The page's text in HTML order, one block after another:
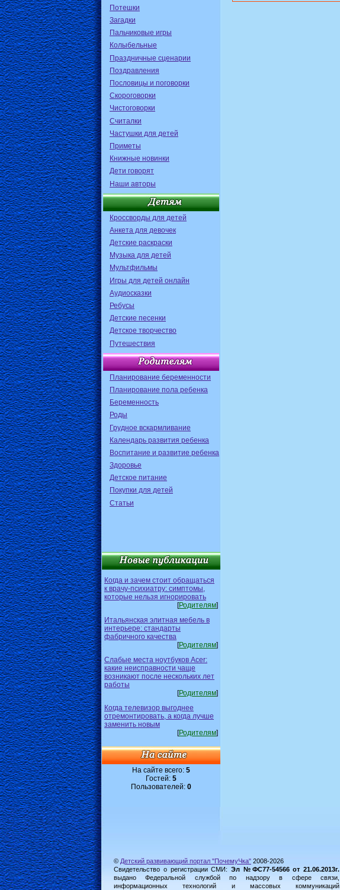
Потешки
Загадки
Пальчиковые игры
Колыбельные
Праздничные сценарии
Поздравления
Пословицы и поговорки
Скороговорки
Чистоговорки
Считалки
Частушки для детей
Приметы
Книжные новинки
Дети говорят
Наши авторы
Кроссворды для детей
Анкета для девочек
Детские раскраски
Музыка для детей
Мультфильмы
Игры для детей онлайн
Аудиосказки
Ребусы
Детские песенки
Детское творчество
Путешествия
Планирование беременности
Планирование пола ребенка
Беременность
Роды
Грудное вскармливание
Календарь развития ребенка
Воспитание и развитие ребенка
Здоровье
Детское питание
Покупки для детей
Статьи
Когда и зачем стоит обращаться
к врачу-психиатру: симптомы,
которые нельзя игнорировать
[Родителям]
Итальянская элитная мебель в
интерьере: стандарты
фабричного качества
[Родителям]
Слабые места ноутбуков Acer:
какие неисправности чаще
возникают после нескольких лет
работы
[Родителям]
Когда телевизор выгоднее
отремонтировать, а когда лучше
заменить новым
[Родителям]
На сайте всего: 5
Гостей: 5
Пользователей: 0
© Детский развивающий портал "ПочемуЧка" 2008-2026
Свидетельство о регистрации СМИ: Эл №ФС77-54566 от 21.06.2013г.
выдано Федеральной службой по надзору в сфере связи,
информационных технологий и массовых коммуникаций